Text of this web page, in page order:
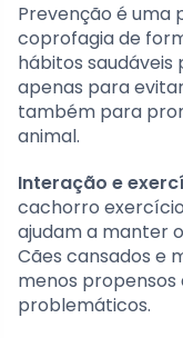
Prevenção é
coprofagia de
hábitos
apenas para
também para
animal.
Interação e
cachorro
ajudam a manter
Cães cansados e
menos
problemáticos.